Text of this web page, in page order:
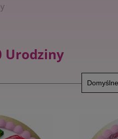
Urodziny